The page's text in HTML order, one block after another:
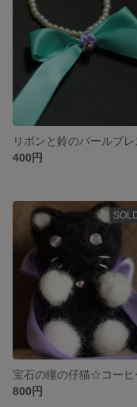
400円
宝石の瞳の仔猫☆コーヒ
800円